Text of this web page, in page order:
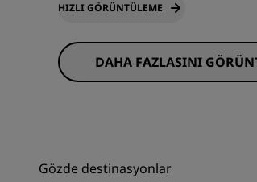
HIZLI GÖRÜNTÜLEME
DAHA FAZLASINI
Gözde destinasyonlar